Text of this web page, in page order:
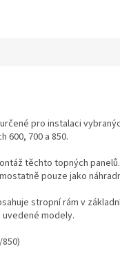
pro instalaci
600, 700 a 850.
těchto topných panelů.
pouze jako
stropní rám v
modely.